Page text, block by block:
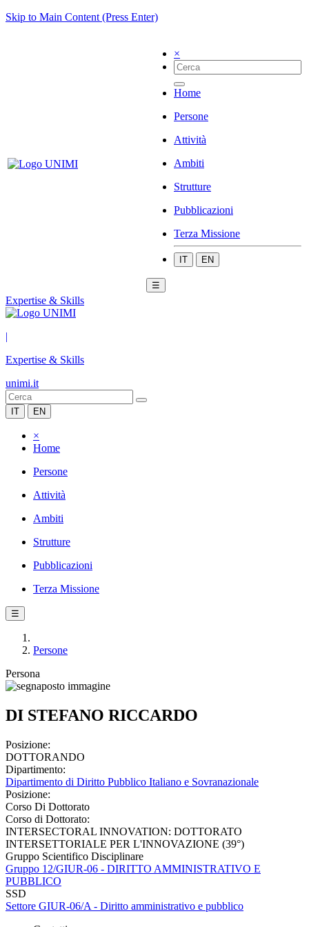
Skip to Main Content (Press Enter)
×
Home
Persone
Attività
Ambiti
Strutture
Pubblicazioni
Terza Missione
IT EN
☰
Expertise & Skills
|
Expertise & Skills
unimi.it
IT EN
×
Home
Persone
Attività
Ambiti
Strutture
Pubblicazioni
Terza Missione
☰
Persone
Persona
DI STEFANO RICCARDO
Posizione:
DOTTORANDO
Dipartimento:
Dipartimento di Diritto Pubblico Italiano e Sovranazionale
Posizione:
Corso Di Dottorato
Corso di Dottorato:
INTERSECTORAL INNOVATION: DOTTORATO
INTERSETTORIALE PER L'INNOVAZIONE (39°)
Gruppo Scientifico Disciplinare
Gruppo 12/GIUR-06 - DIRITTO AMMINISTRATIVO E
PUBBLICO
SSD
Settore GIUR-06/A - Diritto amministrativo e pubblico